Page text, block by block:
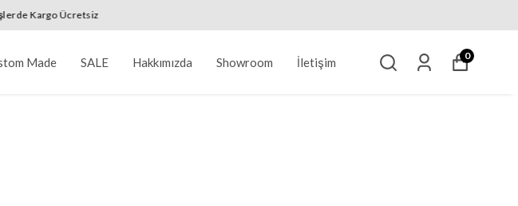
Kargo Ücretsiz
Made SALE Hakkımızda Showroom İletişim 0